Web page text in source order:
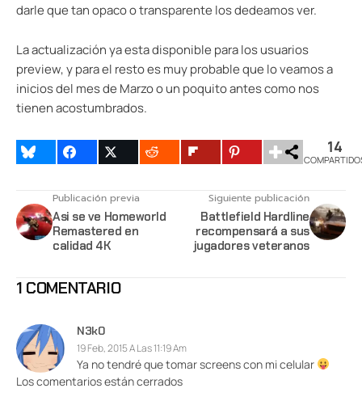
darle que tan opaco o transparente los dedeamos ver.
La actualización ya esta disponible para los usuarios
preview, y para el resto es muy probable que lo veamos a
inicios del mes de Marzo o un poquito antes como nos
tienen acostumbrados.
14
Publicación previa
Asi se ve Homeworld
Remastered en
calidad 4K
Siguiente publicación
Battlefield Hardline
recompensará a sus
jugadores veteranos
1 COMENTARIO
N3k0
19 Feb, 2015 A Las 11:19 Am
Ya no tendré que tomar screens con mi celular
Los comentarios están cerrados